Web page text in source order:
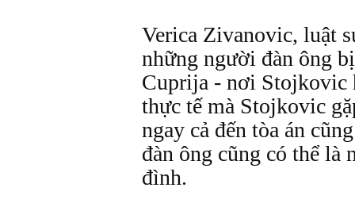
Verica Zivanovic, luật
những người đàn ông
Cuprija - nơi Stojkovic
thực tế mà Stojkovic
ngay cả đến tòa án
đàn ông cũng có thể là
đình.